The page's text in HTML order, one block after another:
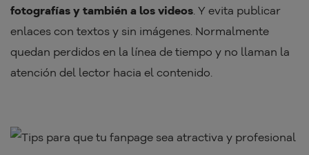
fotografías y también a los videos. Y evita publicar
enlaces con textos y sin imágenes. Normalmente
quedan perdidos en la línea de tiempo y no llaman la
atención del lector hacia el contenido.